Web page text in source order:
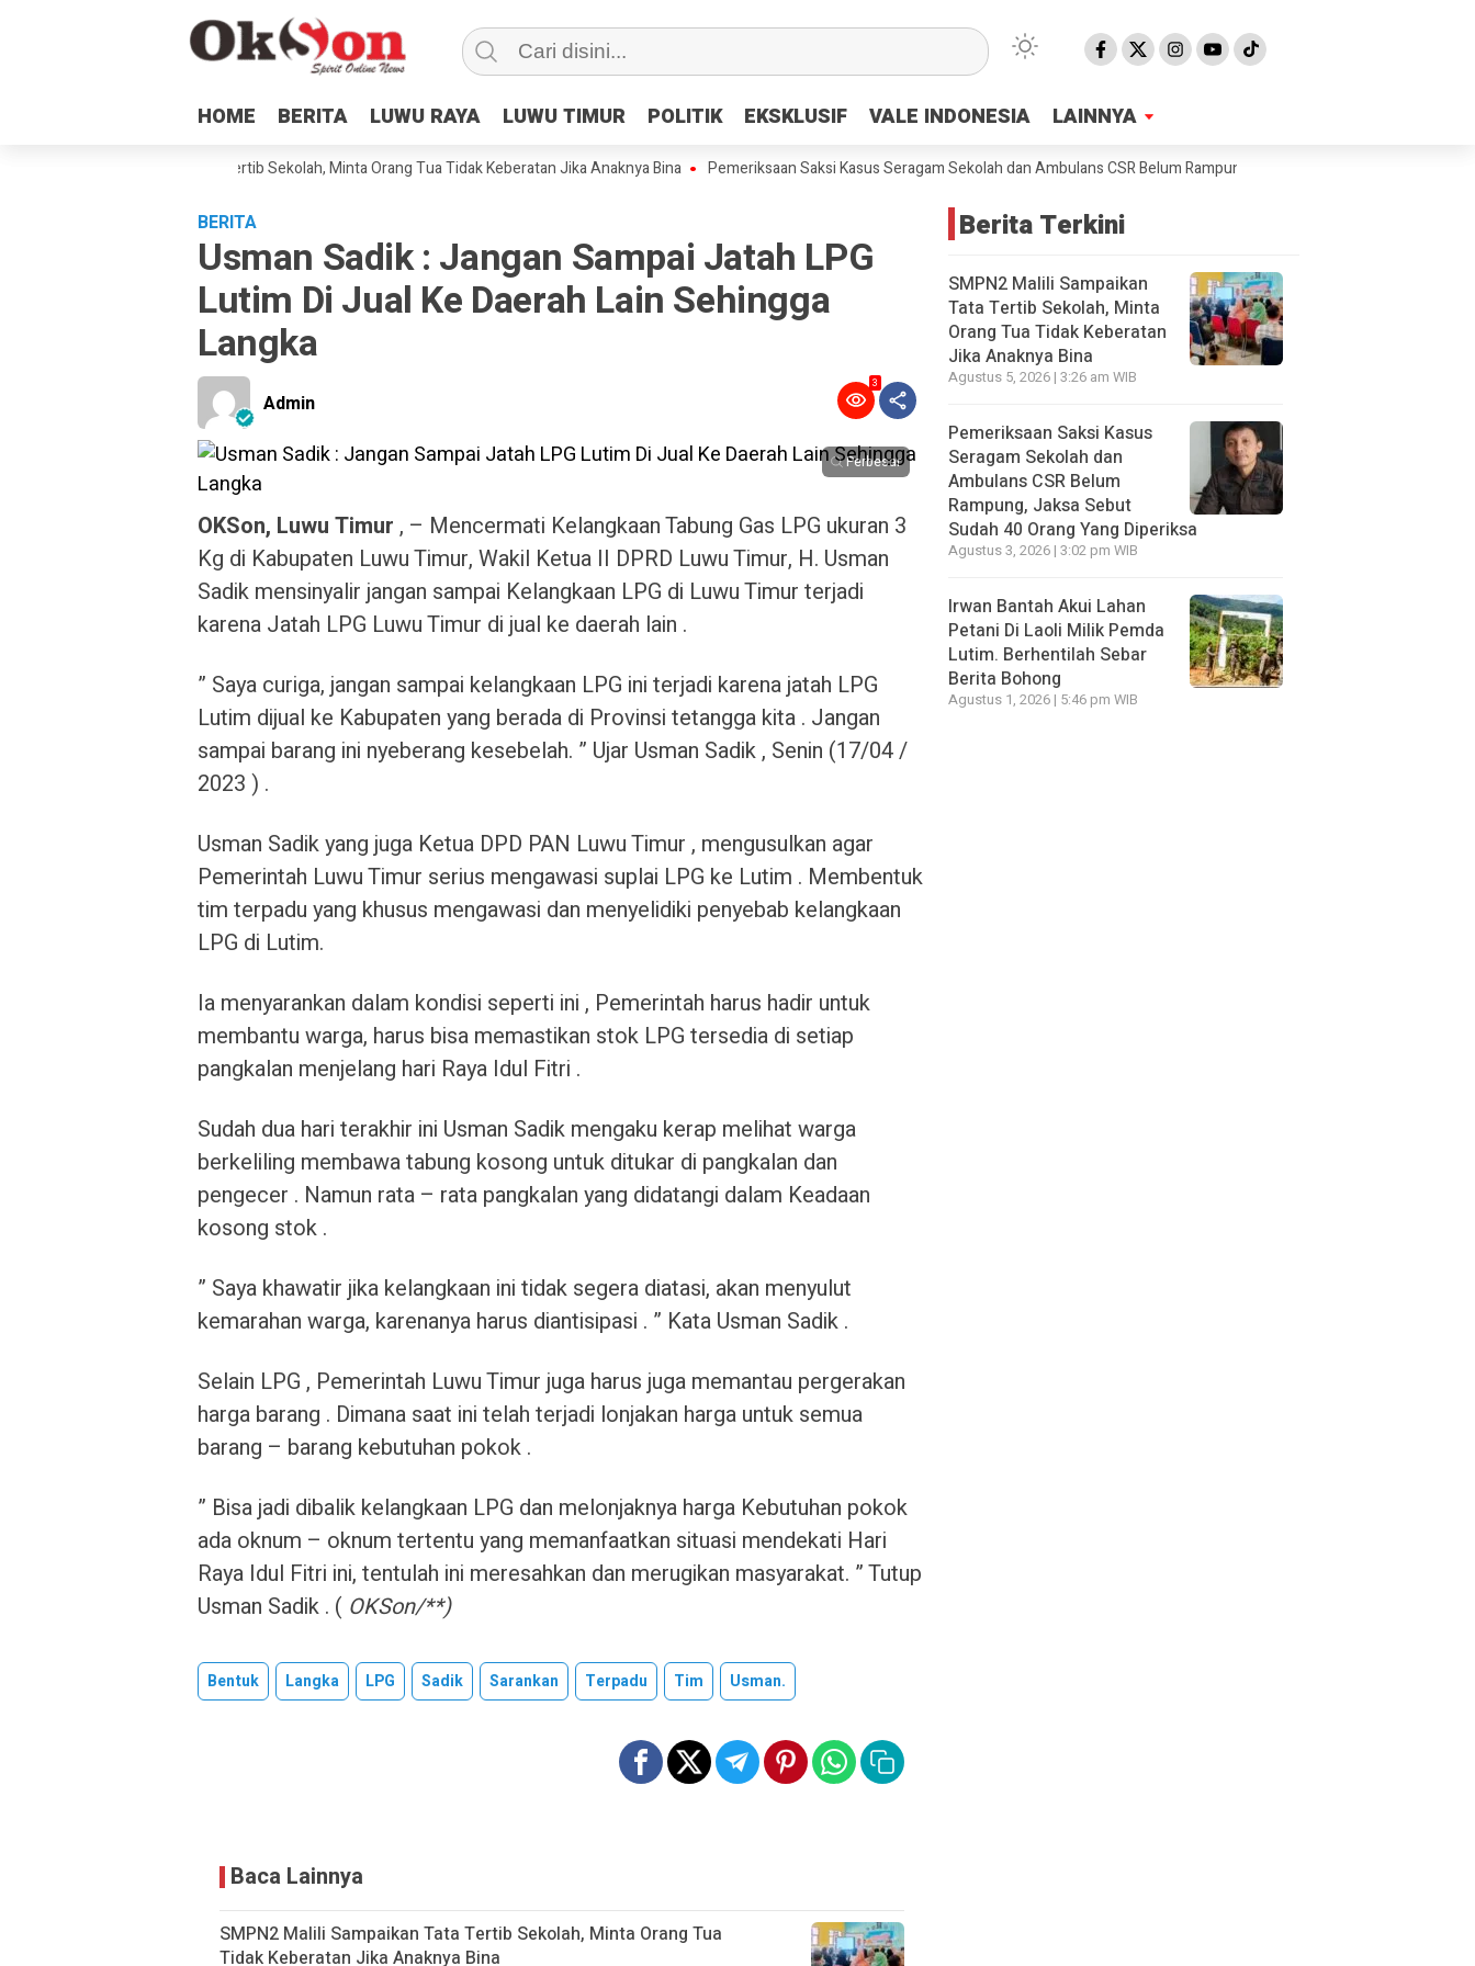
HOME BERITA LUWU RAYA LUWU TIMUR POLITIK EKSKLUSIF VALE INDONESIA LAINNYA
HOME BERITA LUWU RAYA LUWU TIMUR POLITIK EKSKLUSIF VALE INDONESIA LAINNYA
Malili Sampaikan Tata Tertib Sekolah, Minta Orang Tua Tidak Keberatan Jika Anaknya Bina Pemeriksaan Saksi Kasus Seragam Sekolah dan Ambulans CSR Belum Rampung, Jaksa Sebut Sudah 40 Orang Yang
BERITA
Usman Sadik : Jangan Sampai Jatah LPG
Lutim Di Jual Ke Daerah Lain Sehingga
Langka
Admin
3
Perbesar
OKSon, Luwu Timur , – Mencermati Kelangkaan Tabung Gas LPG ukuran 3
Kg di Kabupaten Luwu Timur, Wakil Ketua II DPRD Luwu Timur, H. Usman
Sadik mensinyalir jangan sampai Kelangkaan LPG di Luwu Timur terjadi
karena Jatah LPG Luwu Timur di jual ke daerah lain .
” Saya curiga, jangan sampai kelangkaan LPG ini terjadi karena jatah LPG
Lutim dijual ke Kabupaten yang berada di Provinsi tetangga kita . Jangan
sampai barang ini nyeberang kesebelah. ” Ujar Usman Sadik , Senin (17/04 /
2023 ) .
Usman Sadik yang juga Ketua DPD PAN Luwu Timur , mengusulkan agar
Pemerintah Luwu Timur serius mengawasi suplai LPG ke Lutim . Membentuk
tim terpadu yang khusus mengawasi dan menyelidiki penyebab kelangkaan
LPG di Lutim.
Ia menyarankan dalam kondisi seperti ini , Pemerintah harus hadir untuk
membantu warga, harus bisa memastikan stok LPG tersedia di setiap
pangkalan menjelang hari Raya Idul Fitri .
Sudah dua hari terakhir ini Usman Sadik mengaku kerap melihat warga
berkeliling membawa tabung kosong untuk ditukar di pangkalan dan
pengecer . Namun rata – rata pangkalan yang didatangi dalam Keadaan
kosong stok .
” Saya khawatir jika kelangkaan ini tidak segera diatasi, akan menyulut
kemarahan warga, karenanya harus diantisipasi . ” Kata Usman Sadik .
Selain LPG , Pemerintah Luwu Timur juga harus juga memantau pergerakan
harga barang . Dimana saat ini telah terjadi lonjakan harga untuk semua
barang – barang kebutuhan pokok .
” Bisa jadi dibalik kelangkaan LPG dan melonjaknya harga Kebutuhan pokok
ada oknum – oknum tertentu yang memanfaatkan situasi mendekati Hari
Raya Idul Fitri ini, tentulah ini meresahkan dan merugikan masyarakat. ” Tutup
Usman Sadik . ( OKSon/**)
Bentuk Langka LPG Sadik Sarankan Terpadu Tim Usman.
Baca Lainnya
SMPN2 Malili Sampaikan Tata Tertib Sekolah, Minta Orang Tua
Tidak Keberatan Jika Anaknya Bina
Berita Terkini
SMPN2 Malili Sampaikan
Tata Tertib Sekolah, Minta
Orang Tua Tidak Keberatan
Jika Anaknya Bina
Agustus 5, 2026 | 3:26 am WIB
Pemeriksaan Saksi Kasus
Seragam Sekolah dan
Ambulans CSR Belum
Rampung, Jaksa Sebut
Sudah 40 Orang Yang Diperiksa
Agustus 3, 2026 | 3:02 pm WIB
Irwan Bantah Akui Lahan
Petani Di Laoli Milik Pemda
Lutim. Berhentilah Sebar
Berita Bohong
Agustus 1, 2026 | 5:46 pm WIB